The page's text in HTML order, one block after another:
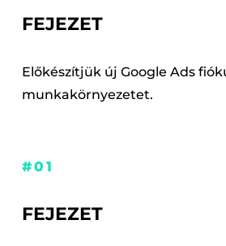
FEJEZET
Előkészítjük új Google Ads
munkakörnyezetet.
#01
FEJEZET